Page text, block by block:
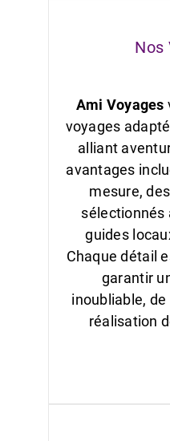
Nos
Ami Voyages
voyages
alliant
avantages
mesure,
sélectionnés
guides
Chaque détail
garantir
inoubliable,
réalisation